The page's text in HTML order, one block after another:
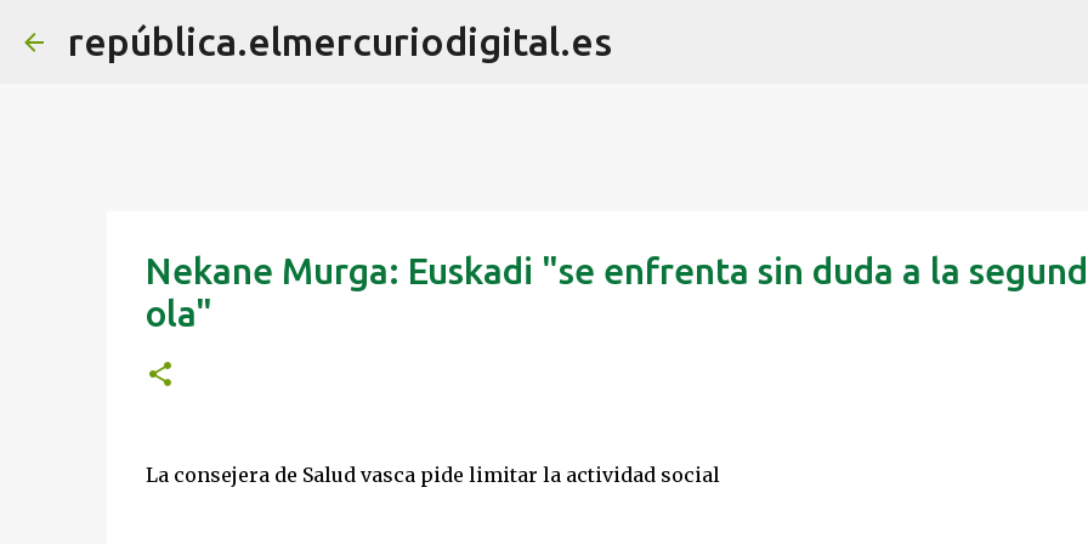
república.elmercuriodigital.es
Nekane Murga: Euskadi "se enfrenta sin duda a la
ola"
La consejera de Salud vasca pide limitar la actividad social